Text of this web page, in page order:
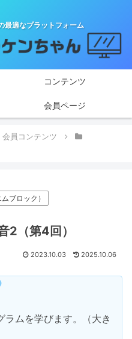
最適なプラットフォーム
コンテンツ
会員ページ
会員コンテンツ
ブロック）
2（第4回）
2023.10.03 2025.10.06
ラムを学びます。（大き